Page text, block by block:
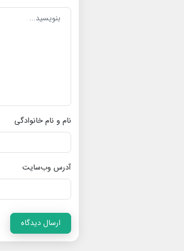
نام و نام خانوادگی
آدرس وب‌سایت
ارسال دیدگاه